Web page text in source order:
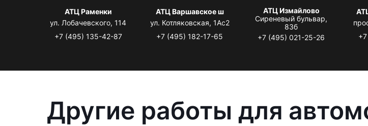
АТЦ Раменки
ул. Лобачевского, 114
+7 (495) 135-42-87
АТЦ Варшавское ш
ул. Котляковская, 1Ас2
+7 (495) 182-17-65
АТЦ Измайлово
Сиреневый бульвар,
83б
+7 (495) 021-25-26
Другие работы для